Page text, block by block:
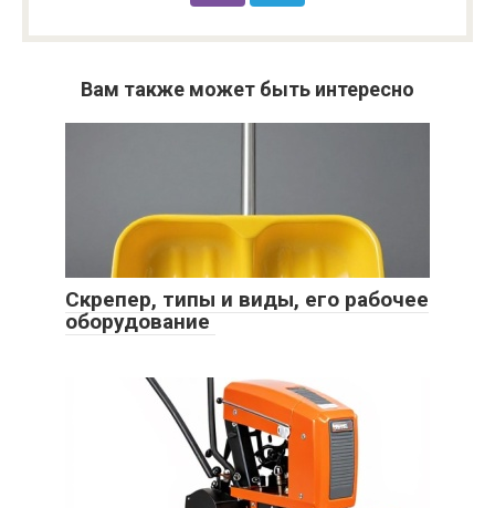
Вам также может быть интересно
Скрепер, типы и виды, его рабочее
оборудование